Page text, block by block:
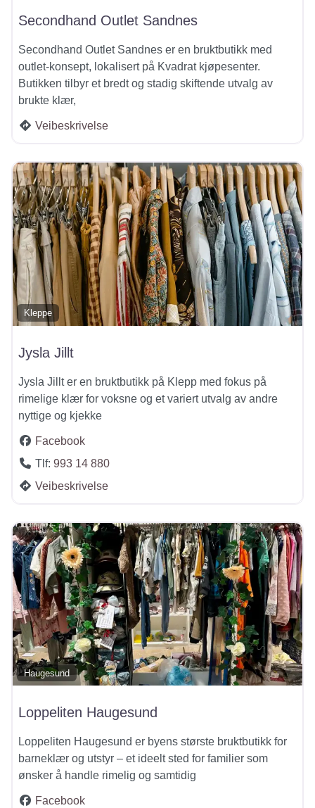
Secondhand Outlet Sandnes
Secondhand Outlet Sandnes er en bruktbutikk med
outlet-konsept, lokalisert på Kvadrat kjøpesenter.
Butikken tilbyr et bredt og stadig skiftende utvalg av
brukte klær,
Veibeskrivelse
Kleppe
Jysla Jillt
Jysla Jillt er en bruktbutikk på Klepp med fokus på
rimelige klær for voksne og et variert utvalg av andre
nyttige og kjekke
Facebook
Tlf: 993 14 880
Veibeskrivelse
Haugesund
Loppeliten Haugesund
Loppeliten Haugesund er byens største bruktbutikk for
barneklær og utstyr – et ideelt sted for familier som
ønsker å handle rimelig og samtidig
Facebook